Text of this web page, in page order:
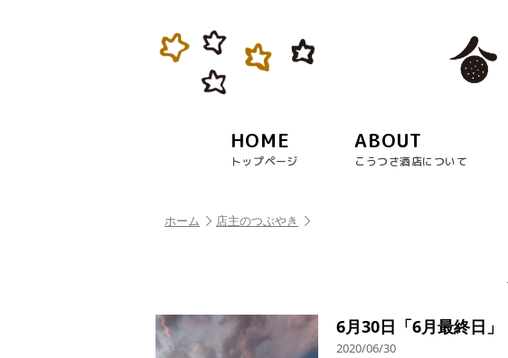
HOME
トップページ
ABOUT
こうつさ酒店について
ホーム 店主のつぶやき
6月30日「6月最終日」
2020/06/30